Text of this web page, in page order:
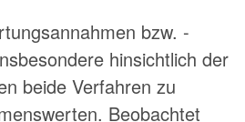
bzw. -
hinsichtlich der
beide Verfahren zu
Beobachtet